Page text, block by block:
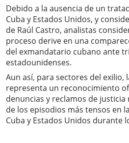
Debido a la ausencia de un
Cuba y Estados Unidos, y
de Raúl Castro, analistas
proceso derive en una
del exmandatario cubano ante
estadounidenses.
Aun así, para sectores del exilio,
representa un reconocimiento
denuncias y reclamos de
de los episodios más tensos en
Cuba y Estados Unidos durante